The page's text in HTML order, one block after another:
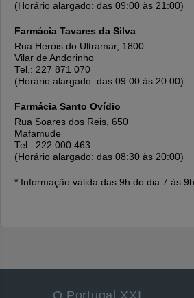
(Horário alargado: das 09:00 às 21:00)
Farmácia Tavares da Silva
Rua Heróis do Ultramar, 1800
Vilar de Andorinho
Tel.: 227 871 070
(Horário alargado: das 09:00 às 20:00)
Farmácia Santo Ovídio
Rua Soares dos Reis, 650
Mafamude
Tel.: 222 000 463
(Horário alargado: das 08:30 às 20:00)
* Informação válida das 9h do dia 7 às
O Portugal XXI